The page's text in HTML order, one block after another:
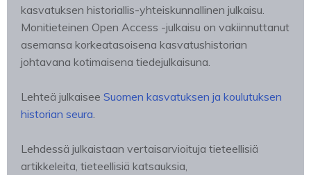
kasvatuksen historiallis-yhteiskunnallinen julkaisu.
Monitieteinen Open Access -julkaisu on vakiinnuttanut
asemansa korkeatasoisena kasvatushistorian
johtavana kotimaisena tiedejulkaisuna.
Lehteä julkaisee Suomen kasvatuksen ja koulutuksen
historian seura.
Lehdessä julkaistaan vertaisarvioituja tieteellisiä
artikkeleita, tieteellisiä katsauksia,